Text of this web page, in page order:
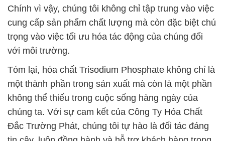
Chính vì vậy, chúng tôi không chỉ tập trung vào việc
cung cấp sản phẩm chất lượng mà còn đặc biệt chú
trọng vào việc tối ưu hóa tác động của chúng đối
với môi trường.
Tóm lại, hóa chất Trisodium Phosphate không chỉ là
một thành phần trong sản xuất mà còn là một phần
không thể thiếu trong cuộc sống hàng ngày của
chúng ta. Với sự cam kết của Công Ty Hóa Chất
Đắc Trường Phát, chúng tôi tự hào là đối tác đáng